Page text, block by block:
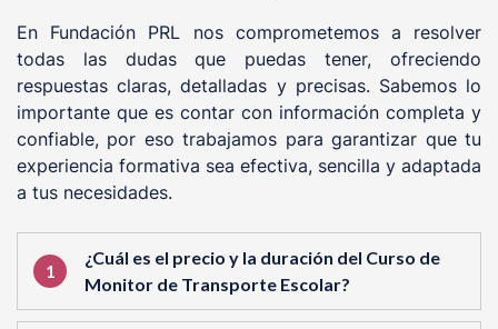
En Fundación PRL nos comprometemos a resolver
todas las dudas que puedas tener, ofreciendo
respuestas claras, detalladas y precisas. Sabemos lo
importante que es contar con información completa y
confiable, por eso trabajamos para garantizar que tu
experiencia formativa sea efectiva, sencilla y adaptada
a tus necesidades.
¿Cuál es el precio y la duración del Curso de
Monitor de Transporte Escolar?